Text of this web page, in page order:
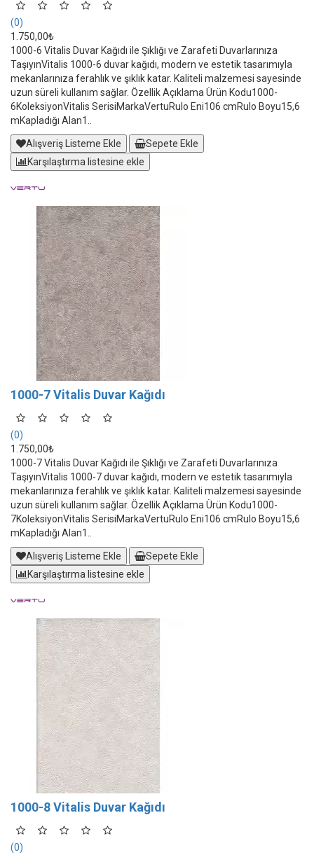
(0)
1.750,00₺
1000-6 Vitalis Duvar Kağıdı ile Şıklığı ve Zarafeti Duvarlarınıza
TaşıyınVitalis 1000-6 duvar kağıdı, modern ve estetik tasarımıyla
mekanlarınıza ferahlık ve şıklık katar. Kaliteli malzemesi sayesinde
uzun süreli kullanım sağlar. Özellik Açıklama Ürün Kodu1000-
6KoleksiyonVitalis SerisiMarkaVertuRulo Eni106 cmRulo Boyu15,6
mKapladığı Alan1..
Alışveriş Listeme Ekle
Sepete Ekle
Karşılaştırma listesine ekle
1000-7 Vitalis Duvar Kağıdı
(0)
1.750,00₺
1000-7 Vitalis Duvar Kağıdı ile Şıklığı ve Zarafeti Duvarlarınıza
TaşıyınVitalis 1000-7 duvar kağıdı, modern ve estetik tasarımıyla
mekanlarınıza ferahlık ve şıklık katar. Kaliteli malzemesi sayesinde
uzun süreli kullanım sağlar. Özellik Açıklama Ürün Kodu1000-
7KoleksiyonVitalis SerisiMarkaVertuRulo Eni106 cmRulo Boyu15,6
mKapladığı Alan1..
Alışveriş Listeme Ekle
Sepete Ekle
Karşılaştırma listesine ekle
1000-8 Vitalis Duvar Kağıdı
(0)